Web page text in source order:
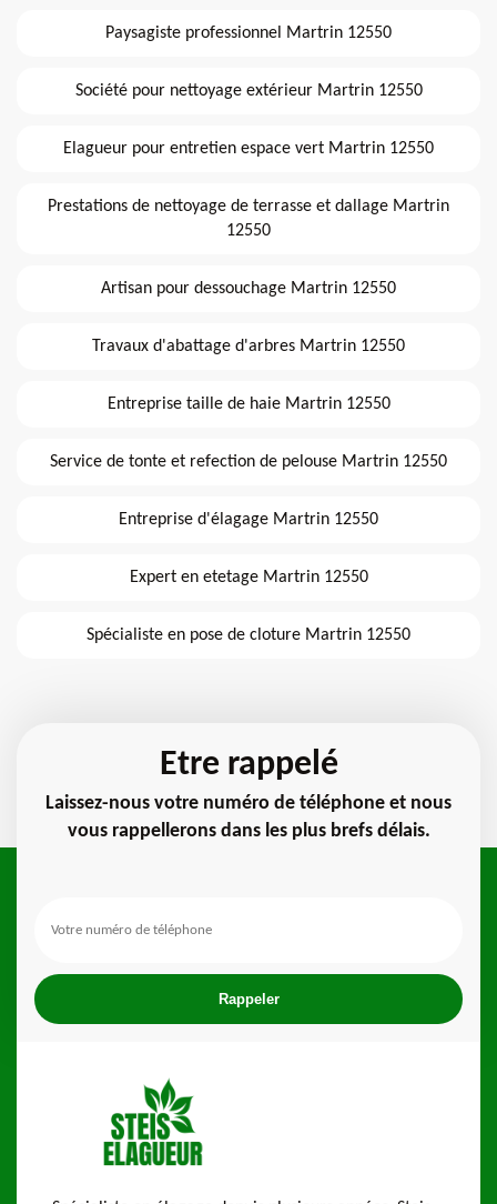
Paysagiste professionnel Martrin 12550
Société pour nettoyage extérieur Martrin 12550
Elagueur pour entretien espace vert Martrin 12550
Prestations de nettoyage de terrasse et dallage Martrin
12550
Artisan pour dessouchage Martrin 12550
Travaux d'abattage d'arbres Martrin 12550
Entreprise taille de haie Martrin 12550
Service de tonte et refection de pelouse Martrin 12550
Entreprise d'élagage Martrin 12550
Expert en etetage Martrin 12550
Spécialiste en pose de cloture Martrin 12550
Etre rappelé
Laissez-nous votre numéro de téléphone et nous
vous rappellerons dans les plus brefs délais.